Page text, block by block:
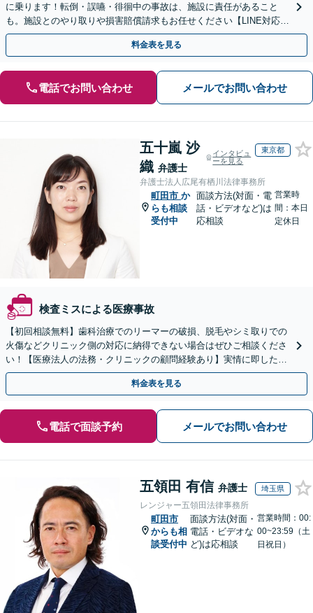
に乗ります！転倒・誤嚥・徘徊中の事故は、施設に責任があること
も。施設とのやり取りや損害賠償請求もお任せください【LINE対応
可】【夜間・休日面談可】【関東エリア対応】
料金表を見る
電話でお問い合わせ メールでお問い合わせ
五十嵐 沙
織 弁護士
インタビュ
ーを見る
東京都
弁護士法人広尾有栖川法律事務所
町田市 か
らも相談
受付中
面談方法(対面・電
話・ビデオなど)は
応相談
営業時
間：本日
定休日
検査ミスによる医療事故
【初回相談無料】歯科治療でのリーマーの破損、脱毛やシミ取りでの
火傷などクリニック側の対応に納得できない場合はぜひご相談くださ
い！【医療法人の法務・クリニックの顧問経験あり】実情に即したア
ドバイスで、納得のできるトラブルの解決を目指します。
料金表を見る
電話で面談予約 メールでお問い合わせ
五領田 有信 弁護士 埼玉県
レンジャー五領田法律事務所
町田市
からも相
談受付中
面談方法(対面・
電話・ビデオな
ど)は応相談
営業時間：00:
00~23:59（土
日祝日）